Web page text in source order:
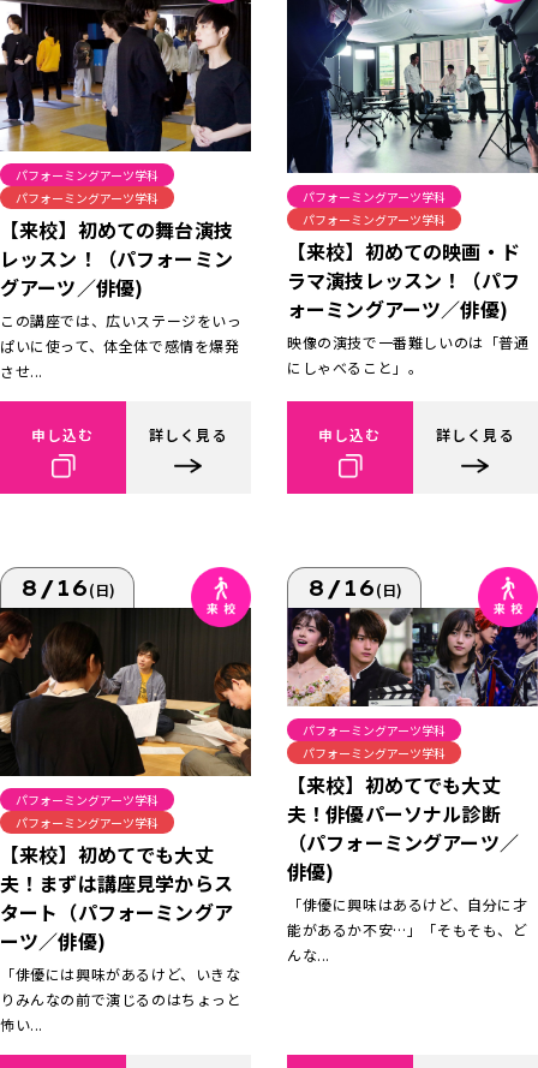
パフォーミングアーツ学科
パフォーミングアーツ学科
【来校】初めての舞台演技
レッスン！（パフォーミン
グアーツ／俳優)
この講座では、広いステージをいっ
ぱいに使って、体全体で感情を爆発
させ...
申し込む 詳しく見る
パフォーミングアーツ学科
パフォーミングアーツ学科
【来校】初めての映画・ド
ラマ演技レッスン！（パフ
ォーミングアーツ／俳優)
映像の演技で一番難しいのは「普通
にしゃべること」。
申し込む 詳しく見る
8/16(日)
パフォーミングアーツ学科
パフォーミングアーツ学科
【来校】初めてでも大丈
夫！まずは講座見学からス
タート（パフォーミングア
ーツ／俳優)
「俳優には興味があるけど、いきな
りみんなの前で演じるのはちょっと
怖い...
8/16(日)
パフォーミングアーツ学科
パフォーミングアーツ学科
【来校】初めてでも大丈
夫！俳優パーソナル診断
（パフォーミングアーツ／
俳優)
「俳優に興味はあるけど、自分に才
能があるか不安…」「そもそも、ど
んな...